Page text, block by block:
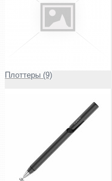
Плоттеры (9)